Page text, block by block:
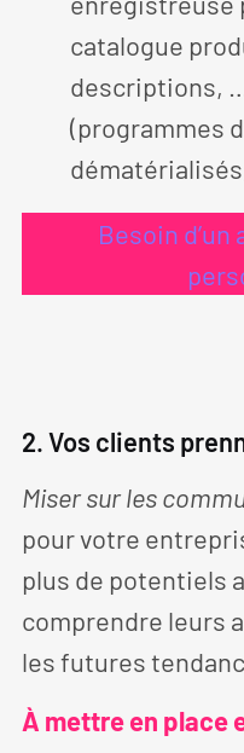
catalogue
descriptions,
(programmes
Besoin
2. Vos clients
Miser sur les
pour votre
plus de potentiels
comprendre leurs
les futures
À mettre en place